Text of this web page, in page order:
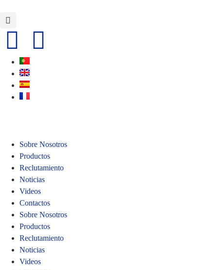
Sobre Nosotros
Productos
Reclutamiento
Noticias
Videos
Contactos
Sobre Nosotros
Productos
Reclutamiento
Noticias
Videos